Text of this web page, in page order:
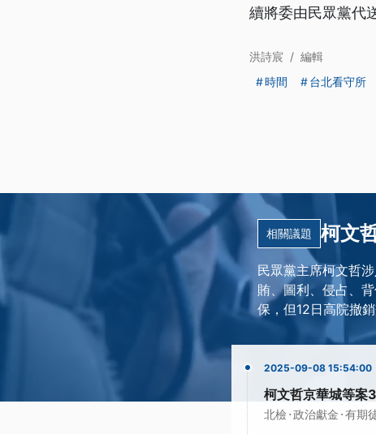
續將委由民眾黨代
洪詩宸 / 編輯
時間
台北看守所
相關議題 柯文
民眾黨主席柯文哲
賄、圖利、侵占、
保，但12日高院撤
2025-09-08 15:54:00
柯文哲京華城等案
北檢 ·政治獻金 ·有期